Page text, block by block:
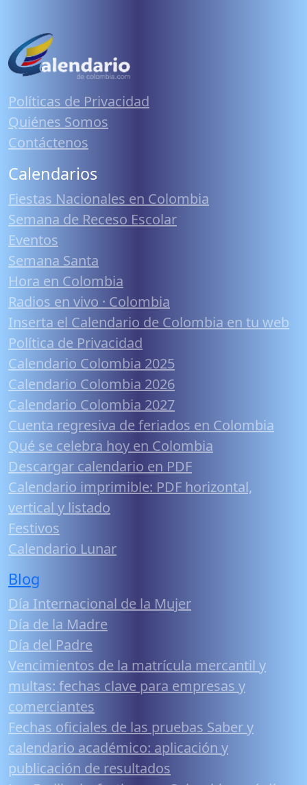
Políticas de Privacidad
Quiénes Somos
Contáctenos
Calendarios
Fiestas Nacionales en Colombia
Semana de Receso Escolar
Eventos
Semana Santa
Hora en Colombia
Radios en vivo · Colombia
Inserta el Calendario de Colombia en tu web
Política de Privacidad
Calendario Colombia 2025
Calendario Colombia 2026
Calendario Colombia 2027
Cuenta regresiva de feriados en Colombia
Qué se celebra hoy en Colombia
Descargar calendario en PDF
Calendario imprimible: PDF horizontal,
vertical y listado
Festivos
Calendario Lunar
Blog
Día Internacional de la Mujer
Día de la Madre
Día del Padre
Vencimientos de la matrícula mercantil y
multas: fechas clave para empresas y
comerciantes
Fechas oficiales de las pruebas Saber y
calendario académico: aplicación y
publicación de resultados